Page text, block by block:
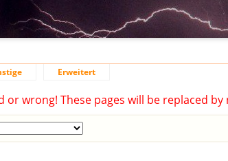
Erweitert
wrong! These pages will be replaced